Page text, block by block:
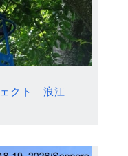
ェクト 浪江